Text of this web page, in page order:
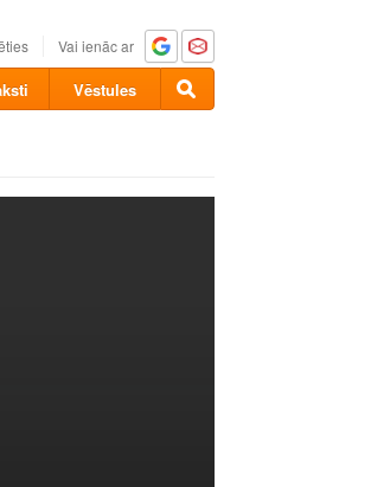
Vai ienāc ar
Vēstules